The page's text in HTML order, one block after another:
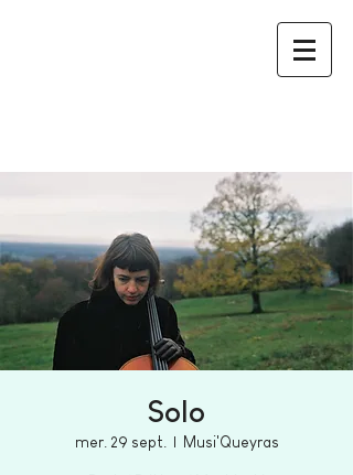
Solo
mer. 29 sept.
  |
Musi'Queyras